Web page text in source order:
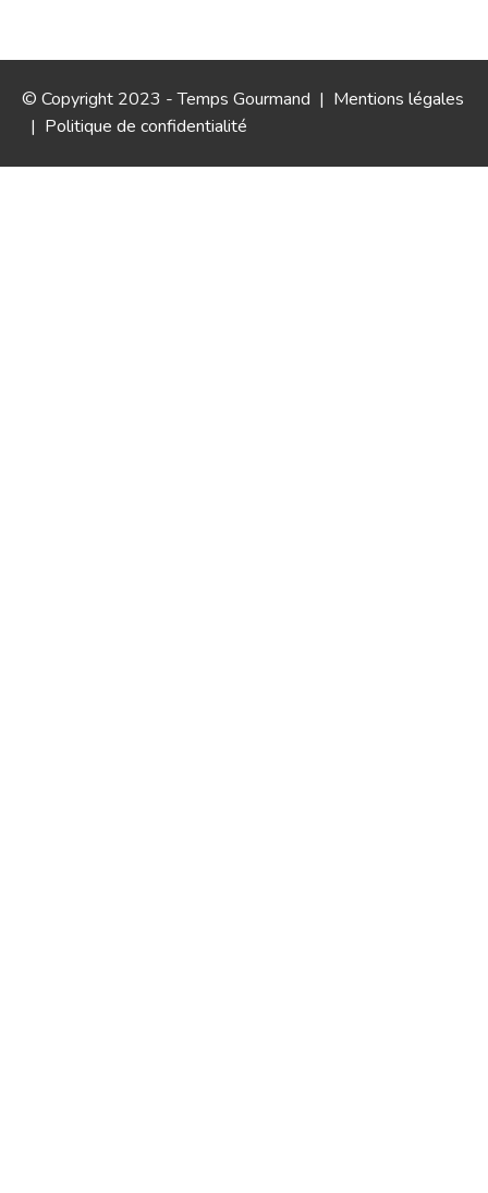
© Copyright 2023 - Temps Gourmand | Mentions légales
| Politique de confidentialité